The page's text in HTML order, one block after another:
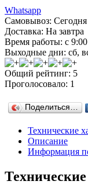
Whatsapp
Самовывоз: Сегодня
Доставка: На завтра
Время работы: с
Выходные дни: сб,
Общий рейтинг: 5
Проголосовало: 1
Поделиться…
Технические
Описание
Информация